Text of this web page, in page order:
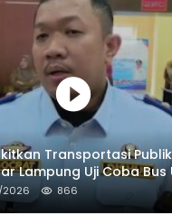
Transportasi
Lampung Uji Coba Bus
866